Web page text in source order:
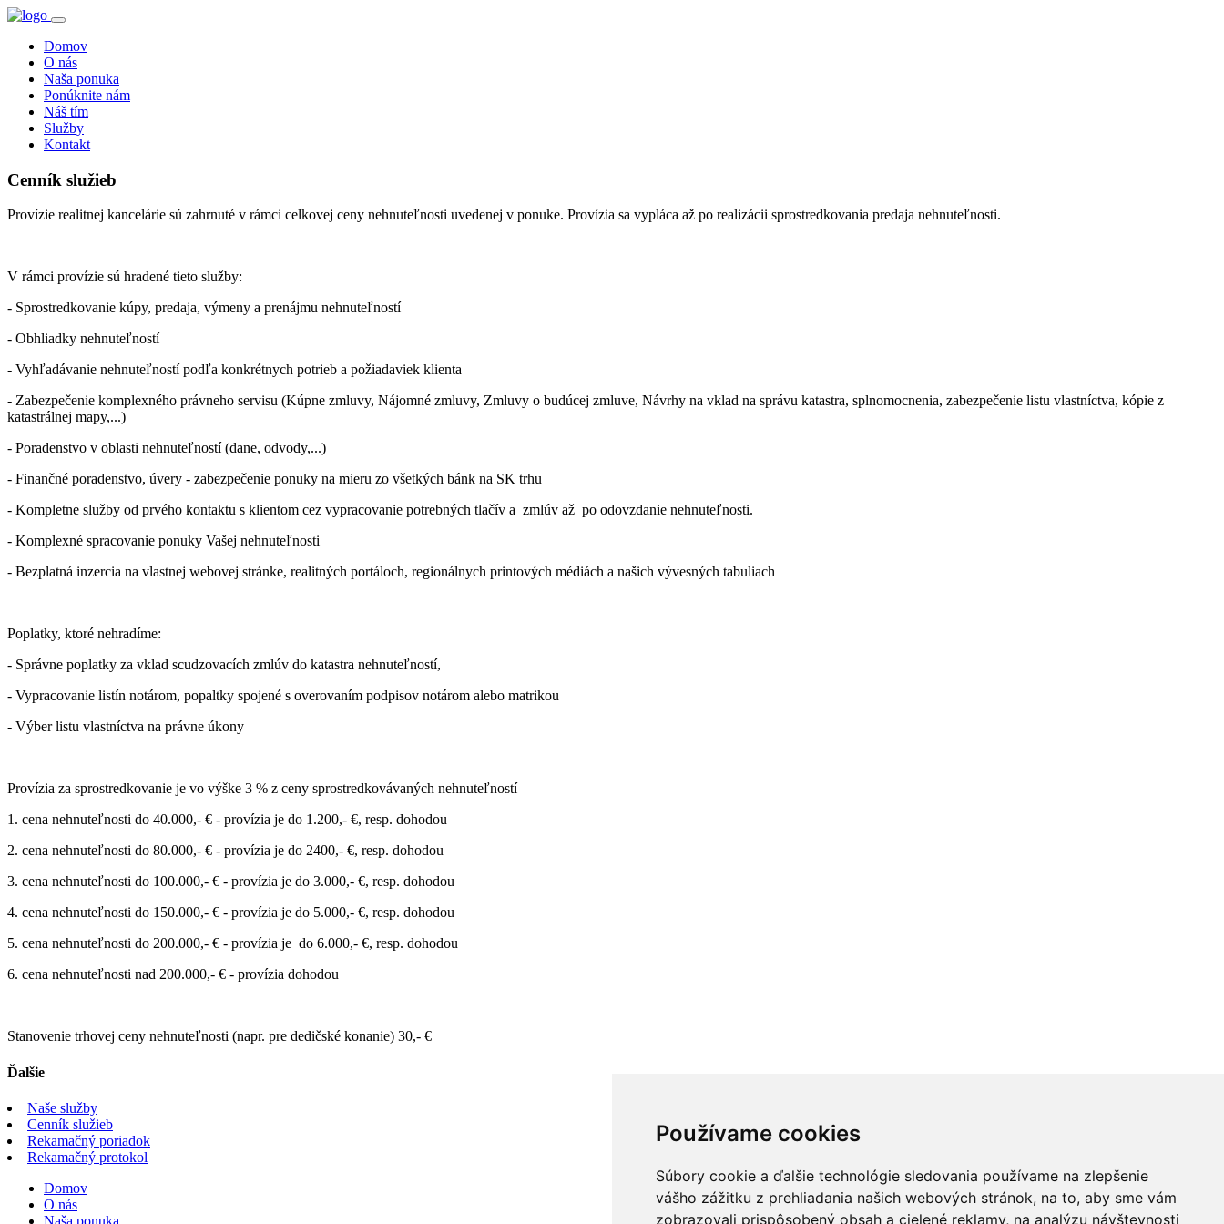
Používame cookies
Súbory cookie a ďalšie technológie sledovania používame na zlepšenie
vášho zážitku z prehliadania našich webových stránok, na to, aby sme vám
zobrazovali prispôsobený obsah a cielené reklamy, na analýzu návštevnosti
Domov
O nás
Naša ponuka
Ponúknite nám
Náš tím
Služby
Kontakt
Cenník služieb
Provízie realitnej kancelárie sú zahrnuté v rámci celkovej ceny nehnuteľnosti uvedenej v ponuke. Provízia sa vypláca až po realizácii sprostredkovania predaja nehnuteľnosti.
V rámci provízie sú hradené tieto služby:
- Sprostredkovanie kúpy, predaja, výmeny a prenájmu nehnuteľností
- Obhliadky nehnuteľností
- Vyhľadávanie nehnuteľností podľa konkrétnych potrieb a požiadaviek klienta
- Zabezpečenie komplexného právneho servisu (Kúpne zmluvy, Nájomné zmluvy, Zmluvy o budúcej zmluve, Návrhy na vklad na správu katastra, splnomocnenia, zabezpečenie listu vlastníctva, kópie z
katastrálnej mapy,...)
- Poradenstvo v oblasti nehnuteľností (dane, odvody,...)
- Finančné poradenstvo, úvery - zabezpečenie ponuky na mieru zo všetkých bánk na SK trhu
- Kompletne služby od prvého kontaktu s klientom cez vypracovanie potrebných tlačív a zmlúv až po odovzdanie nehnuteľnosti.
- Komplexné spracovanie ponuky Vašej nehnuteľnosti
- Bezplatná inzercia na vlastnej webovej stránke, realitných portáloch, regionálnych printových médiách a našich vývesných tabuliach
Poplatky, ktoré nehradíme:
- Správne poplatky za vklad scudzovacích zmlúv do katastra nehnuteľností,
- Vypracovanie listín notárom, popaltky spojené s overovaním podpisov notárom alebo matrikou
- Výber listu vlastníctva na právne úkony
Provízia za sprostredkovanie je vo výške 3 % z ceny sprostredkovávaných nehnuteľností
1. cena nehnuteľnosti do 40.000,- € - provízia je do 1.200,- €, resp. dohodou
2. cena nehnuteľnosti do 80.000,- € - provízia je do 2400,- €, resp. dohodou
3. cena nehnuteľnosti do 100.000,- € - provízia je do 3.000,- €, resp. dohodou
4. cena nehnuteľnosti do 150.000,- € - provízia je do 5.000,- €, resp. dohodou
5. cena nehnuteľnosti do 200.000,- € - provízia je do 6.000,- €, resp. dohodou
6. cena nehnuteľnosti nad 200.000,- € - provízia dohodou
Stanovenie trhovej ceny nehnuteľnosti (napr. pre dedičské konanie) 30,- €
Ďalšie
Naše služby
Cenník služieb
Rekamačný poriadok
Rekamačný protokol
Domov
O nás
Naša ponuka